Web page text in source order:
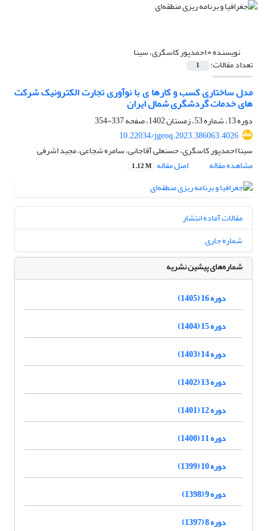
نویسنده =احمدپور کاسگری، سینا
تعداد مقالات: 1
مدل ساختاری کسب و کارها ی با نوآوری تجارت الکترونیک شرکت
های خدمات گردشگری شمال ایران
دوره 13، شماره 53، زمستان 1402، صفحه
337-354
10.22034/jgeoq.2023.386063.4026
سینا احمدپور کاسگری، حسنعلی آقاجانی، سامره شجاعی، مجید اشرفی
مشاهده مقاله
اصل مقاله 1.12 M
مقالات آماده انتشار
شماره جاری
شماره‌های پیشین نشریه
دوره 16 (1405)
دوره 15 (1404)
دوره 14 (1403)
دوره 13 (1402)
دوره 12 (1401)
دوره 11 (1400)
دوره 10 (1399)
دوره 9 (1398)
دوره 8 (1397)